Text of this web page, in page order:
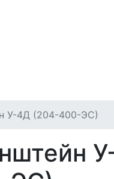
У-4Д (204-400-ЭС)